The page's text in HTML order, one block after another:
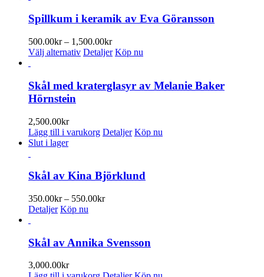
kan
väljas
produktsidan
Spillkum i keramik av Eva Göransson
500.00kr – 1,500.00krPrisintervall:
500.00kr
Välj alternativ Den
har
flera
alternativen
produktsidan
Detaljer Köp nu
Skål med kraterglasyr av Melanie Baker
Hörnstein
2,500.00kr
Lägg till i varukorg Detaljer Köp nu
Slut i lager
Skål av Kina Björklund
350.00kr – 550.00krPrisintervall:
Detaljer Köp nu
Skål av Annika Svensson
3,000.00kr